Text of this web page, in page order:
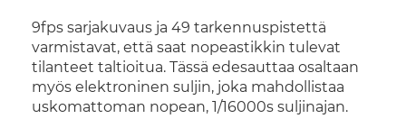
9fps sarjakuvaus ja 49 tarkennuspistettä
varmistavat, että saat nopeastikkin tulevat
tilanteet taltioitua. Tässä edesauttaa osaltaan
myös elektroninen suljin, joka mahdollistaa
uskomattoman nopean, 1/16000s suljinajan.